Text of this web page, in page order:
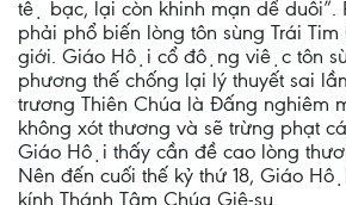
tệ bạc, lại còn khinh mạn dể duôi”.
phải phổ biến lòng tôn sùng Trái
giới. Giáo Hội cổ động việc tôn
phương thế chống lại lý thuyết sai
trương Thiên Chúa là Đấng nghiêm
không xót thương và sẽ trừng phạt
Giáo Hội thấy cần đề cao lòng
Nên đến cuối thế kỷ thứ 18, Giáo
kính Thánh Tâm Chúa Giê-su.